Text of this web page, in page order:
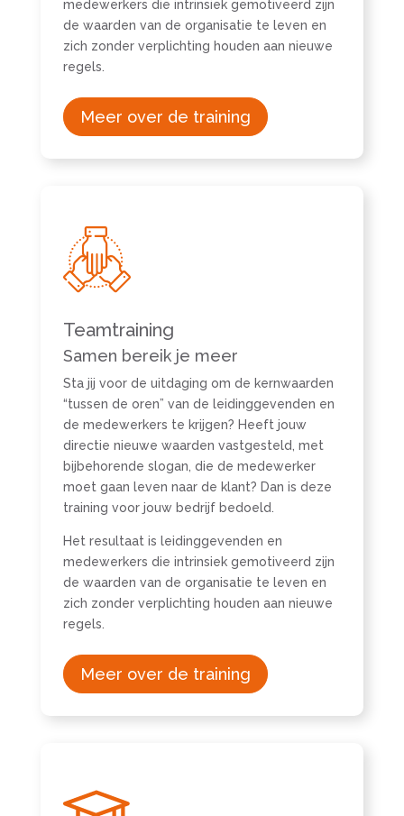
medewerkers die intrinsiek gemotiveerd zijn
de waarden van de organisatie te leven en
zich zonder verplichting houden aan nieuwe
regels.
Meer over de training
Teamtraining
Samen bereik je meer
Sta jij voor de uitdaging om de kernwaarden
“tussen de oren” van de leidinggevenden en
de medewerkers te krijgen? Heeft jouw
directie nieuwe waarden vastgesteld, met
bijbehorende slogan, die de medewerker
moet gaan leven naar de klant? Dan is deze
training voor jouw bedrijf bedoeld.
Het resultaat is leidinggevenden en
medewerkers die intrinsiek gemotiveerd zijn
de waarden van de organisatie te leven en
zich zonder verplichting houden aan nieuwe
regels.
Meer over de training